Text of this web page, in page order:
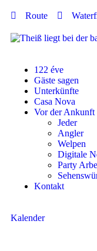
Route
122 éve
Gäste sagen
Unterkünfte
Casa Nova
Vor der Ankunft
Jeder
Angler
Welpen
Digitale
Party
Kontakt
Kalender